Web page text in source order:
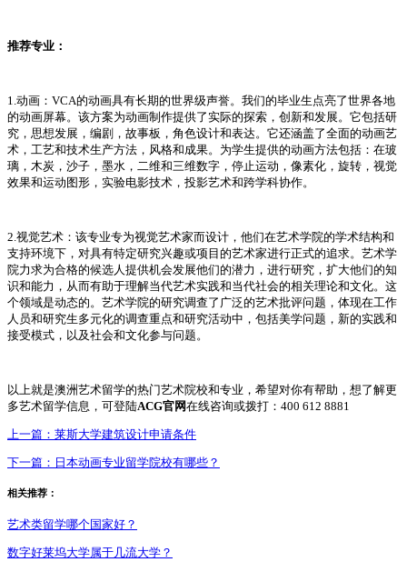
推荐专业：
1.动画：VCA的动画具有长期的世界级声誉。我们的毕业生点亮了世界各地
的动画屏幕。该方案为动画制作提供了实际的探索，创新和发展。它包括研
究，思想发展，编剧，故事板，角色设计和表达。它还涵盖了全面的动画艺
术，工艺和技术生产方法，风格和成果。为学生提供的动画方法包括：在玻
璃，木炭，沙子，墨水，二维和三维数字，停止运动，像素化，旋转，视觉
效果和运动图形，实验电影技术，投影艺术和跨学科协作。
2.视觉艺术：该专业专为视觉艺术家而设计，他们在艺术学院的学术结构和
支持环境下，对具有特定研究兴趣或项目的艺术家进行正式的追求。艺术学
院力求为合格的候选人提供机会发展他们的潜力，进行研究，扩大他们的知
识和能力，从而有助于理解当代艺术实践和当代社会的相关理论和文化。这
个领域是动态的。艺术学院的研究调查了广泛的艺术批评问题，体现在工作
人员和研究生多元化的调查重点和研究活动中，包括美学问题，新的实践和
接受模式，以及社会和文化参与问题。
以上就是澳洲艺术留学的热门艺术院校和专业，希望对你有帮助，想了解更
多艺术留学信息，可登陆ACG官网在线咨询或拨打：400 612 8881
上一篇： 莱斯大学建筑设计申请条件
下一篇： 日本动画专业留学院校有哪些？
相关推荐：
艺术类留学哪个国家好？
数字好莱坞大学属于几流大学？